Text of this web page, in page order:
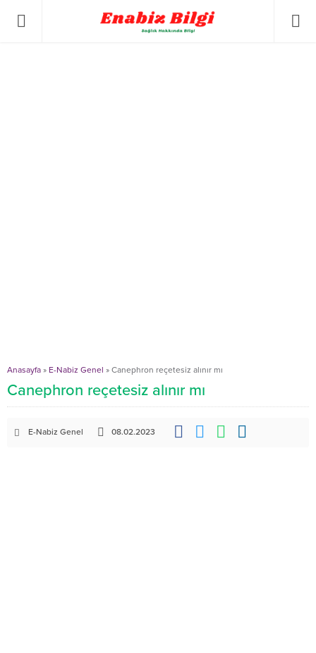
Anasayfa » E-Nabiz Genel » Canephron reçetesiz alınır mı
Canephron reçetesiz alınır mı
E-Nabiz Genel 08.02.2023